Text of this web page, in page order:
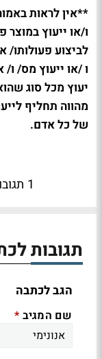
**אין לראות
ו/או ייעוץ במוצר
לביצוע פעולותו/
ו /או ייעוץ מס/ ו/
יעוץ מכל סוג
מהווה תחליף
של כל אדם.
1 תגובות
תגובות
הגב לכתבה
שם המגיב *